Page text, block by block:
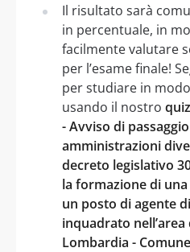
Il risultato sarà
in percentuale, in
facilmente valutare
per l’esame finale!
per studiare in
usando il nostro
- Avviso di
amministrazioni
decreto legislativo
la formazione di
un posto di agente
inquadrato
Lombardia -